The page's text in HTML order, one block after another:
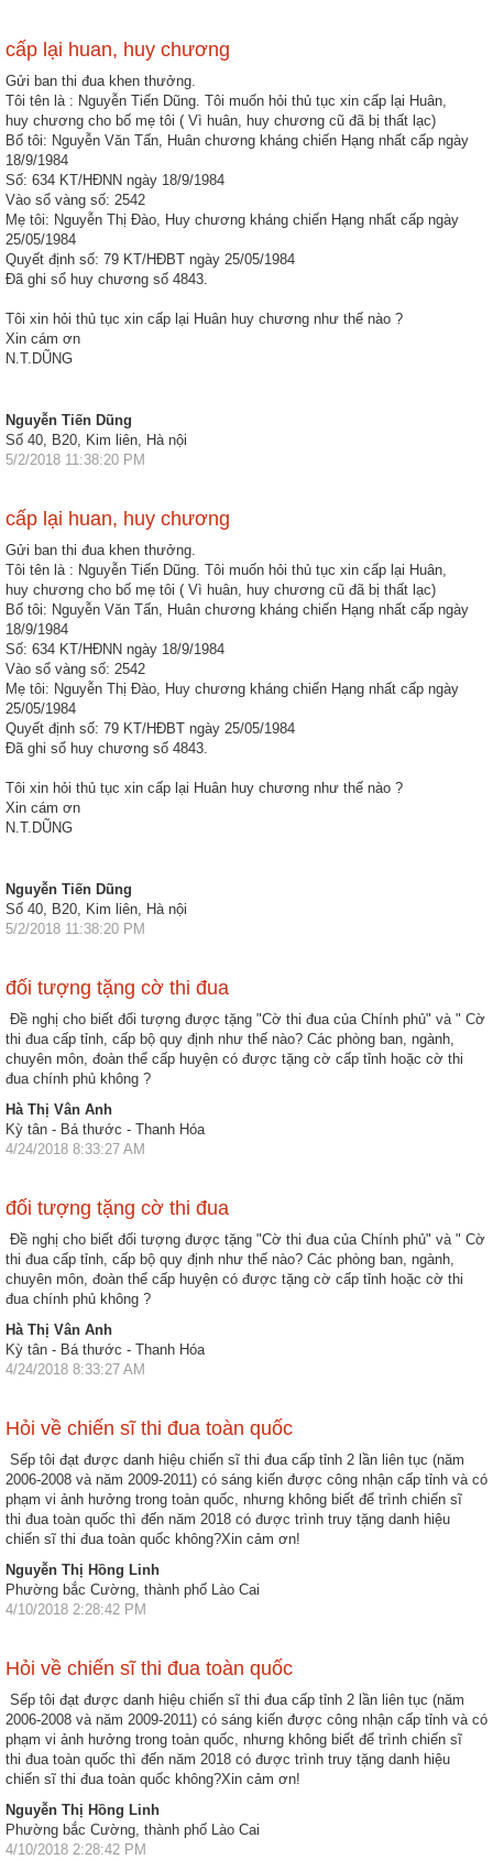
tiến
Phong
trào
thi
đua
Chính
trị
-
Kinh
-
Xã
Hợp
tác
đào
dự
án,
đề
tài
Tiếp
cận
thông
tin
Tìm
kiếm
nhập
cấp lại huan, huy chương
Gửi ban thi đua khen thưởng.
Tôi tên là : Nguyễn Tiến Dũng. Tôi muốn hỏi thủ tục xin cấp lại Huân,
huy chương cho bố mẹ tôi ( Vì huân, huy chương cũ đã bị thất lạc)
Bố tôi: Nguyễn Văn Tấn, Huân chương kháng chiến Hạng nhất cấp ngày
18/9/1984
Số: 634 KT/HĐNN ngày 18/9/1984
Vào sổ vàng số: 2542
Mẹ tôi: Nguyễn Thị Đào, Huy chương kháng chiến Hạng nhất cấp ngày
25/05/1984
Quyết định số: 79 KT/HĐBT ngày 25/05/1984
Đã ghi sổ huy chương số 4843.
Tôi xin hỏi thủ tục xin cấp lại Huân huy chương như thế nào ?
Xin cám ơn
N.T.DŨNG
Nguyễn Tiến Dũng
Số 40, B20, Kim liên, Hà nội
5/2/2018 11:38:20 PM
cấp lại huan, huy chương
Gửi ban thi đua khen thưởng.
Tôi tên là : Nguyễn Tiến Dũng. Tôi muốn hỏi thủ tục xin cấp lại Huân,
huy chương cho bố mẹ tôi ( Vì huân, huy chương cũ đã bị thất lạc)
Bố tôi: Nguyễn Văn Tấn, Huân chương kháng chiến Hạng nhất cấp ngày
18/9/1984
Số: 634 KT/HĐNN ngày 18/9/1984
Vào sổ vàng số: 2542
Mẹ tôi: Nguyễn Thị Đào, Huy chương kháng chiến Hạng nhất cấp ngày
25/05/1984
Quyết định số: 79 KT/HĐBT ngày 25/05/1984
Đã ghi sổ huy chương số 4843.
Tôi xin hỏi thủ tục xin cấp lại Huân huy chương như thế nào ?
Xin cám ơn
N.T.DŨNG
Nguyễn Tiến Dũng
Số 40, B20, Kim liên, Hà nội
5/2/2018 11:38:20 PM
đối tượng tặng cờ thi đua
Đề nghị cho biết đối tượng được tặng "Cờ thi đua của Chính phủ" và " Cờ
thi đua cấp tỉnh, cấp bộ quy định như thế nào? Các phòng ban, ngành,
chuyên môn, đoàn thể cấp huyện có được tặng cờ cấp tỉnh hoặc cờ thi
đua chính phủ không ?
Hà Thị Vân Anh
Kỳ tân - Bá thước - Thanh Hóa
4/24/2018 8:33:27 AM
đối tượng tặng cờ thi đua
Đề nghị cho biết đối tượng được tặng "Cờ thi đua của Chính phủ" và " Cờ
thi đua cấp tỉnh, cấp bộ quy định như thế nào? Các phòng ban, ngành,
chuyên môn, đoàn thể cấp huyện có được tặng cờ cấp tỉnh hoặc cờ thi
đua chính phủ không ?
Hà Thị Vân Anh
Kỳ tân - Bá thước - Thanh Hóa
4/24/2018 8:33:27 AM
Hỏi về chiến sĩ thi đua toàn quốc
Sếp tôi đạt được danh hiệu chiến sĩ thi đua cấp tỉnh 2 lần liên tục (năm
2006-2008 và năm 2009-2011) có sáng kiến được công nhận cấp tỉnh và có
phạm vi ảnh hưởng trong toàn quốc, nhưng không biết để trình chiến sĩ
thi đua toàn quốc thì đến năm 2018 có được trình truy tặng danh hiệu
chiến sĩ thi đua toàn quốc không?Xin cảm ơn!
Nguyễn Thị Hồng Linh
Phường bắc Cường, thành phố Lào Cai
4/10/2018 2:28:42 PM
Hỏi về chiến sĩ thi đua toàn quốc
Sếp tôi đạt được danh hiệu chiến sĩ thi đua cấp tỉnh 2 lần liên tục (năm
2006-2008 và năm 2009-2011) có sáng kiến được công nhận cấp tỉnh và có
phạm vi ảnh hưởng trong toàn quốc, nhưng không biết để trình chiến sĩ
thi đua toàn quốc thì đến năm 2018 có được trình truy tặng danh hiệu
chiến sĩ thi đua toàn quốc không?Xin cảm ơn!
Nguyễn Thị Hồng Linh
Phường bắc Cường, thành phố Lào Cai
4/10/2018 2:28:42 PM